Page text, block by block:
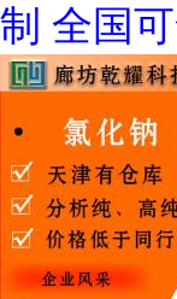
制 全国